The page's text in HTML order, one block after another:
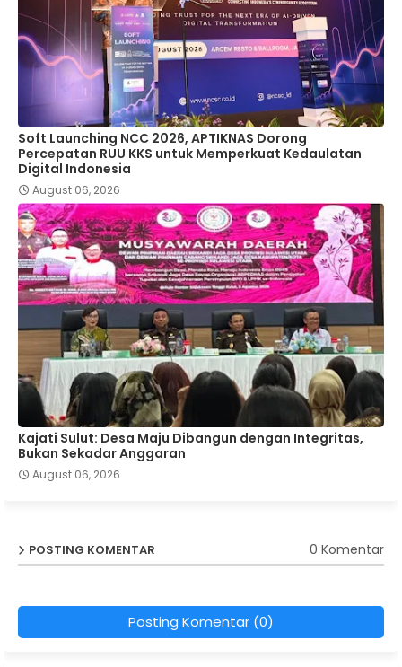
Soft Launching NCC 2026, APTIKNAS Dorong
Percepatan RUU KKS untuk Memperkuat Kedaulatan
Digital Indonesia
August 06, 2026
Kajati Sulut: Desa Maju Dibangun dengan Integritas,
Bukan Sekadar Anggaran
August 06, 2026
POSTING KOMENTAR 0 Komentar
Posting Komentar (0)